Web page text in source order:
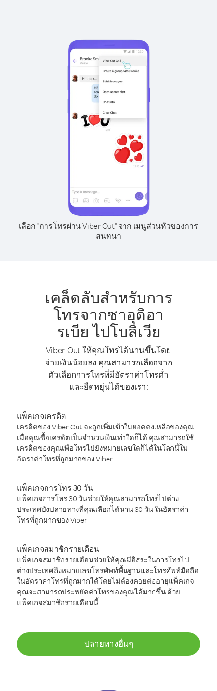
เลือก "การโทรผ่าน Viber Out" จาก เมนูส่วนหัวของการ
สนทนา
เคล็ดลับสำหรับการ
โทรจากซาอุดิอา
รเบีย ไปโบลิเวีย
Viber Out ให้คุณโทรได้นานขึ้นโดย
จ่ายเงินน้อยลง คุณสามารถเลือกจาก
ตัวเลือกการโทรที่มีอัตราค่าโทรต่ำ
และยืดหยุ่นได้ของเรา:
แพ็คเกจเครดิต
เครดิตของ Viber Out จะถูกเพิ่มเข้าในยอดคงเหลือของคุณ
เมื่อคุณซื้อเครดิตเป็นจำนวนเงินเท่าใดก็ได้ คุณสามารถใช้
เครดิตของคุณเพื่อโทรไปยังหมายเลขใดก็ได้ในโลกนี้ใน
อัตราค่าโทรที่ถูกมากของ Viber
แพ็คเกจการโทร 30 วัน
แพ็คเกจการโทร 30 วันช่วยให้คุณสามารถโทรไปต่าง
ประเทศยังปลายทางที่คุณเลือกได้นาน 30 วัน ในอัตราค่า
โทรที่ถูกมากของ Viber
แพ็คเกจสมาชิกรายเดือน
แพ็คเกจสมาชิกรายเดือนช่วยให้คุณมีอิสระในการโทรไป
ต่างประเทศถึงหมายเลขโทรศัพท์พื้นฐานและโทรศัพท์มือถือ
ในอัตราค่าโทรที่ถูกมากได้โดยไม่ต้องคอยต่ออายุแพ็คเกจ
คุณจะสามารถประหยัดค่าโทรของคุณได้มากขึ้น ด้วย
แพ็คเกจสมาชิกรายเดือนนี้
ปลายทางอื่นๆ